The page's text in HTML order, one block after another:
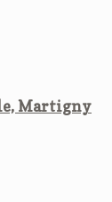
Martigny